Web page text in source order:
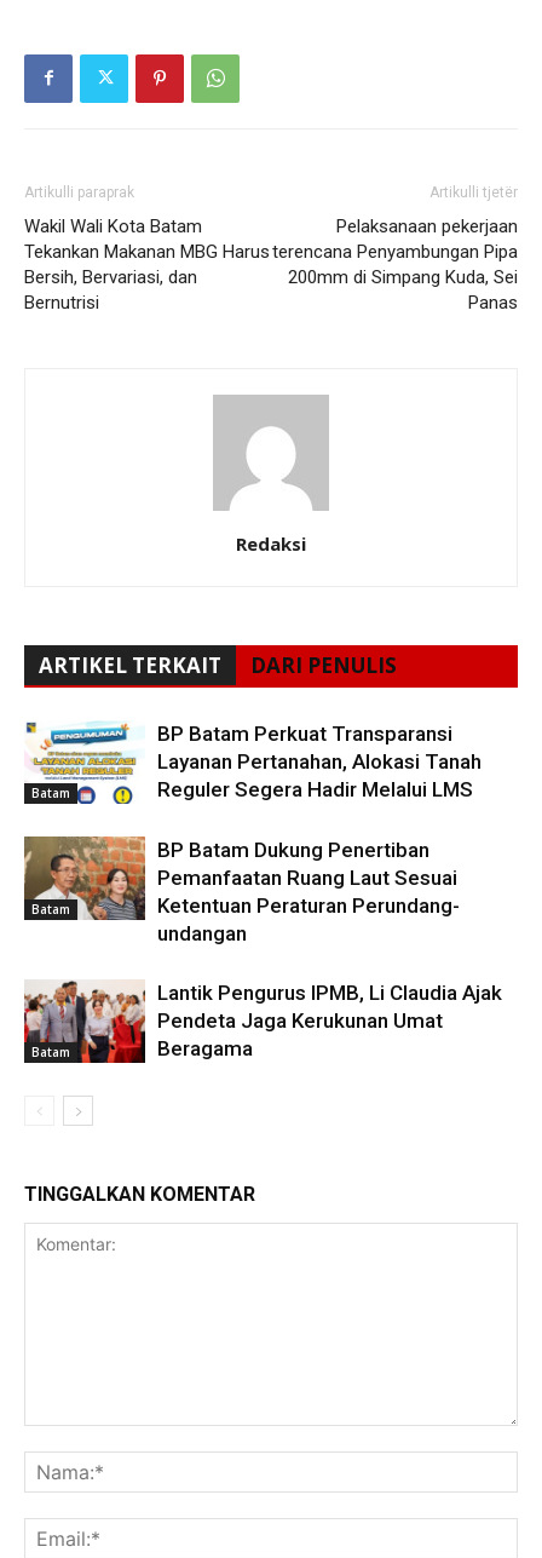
Artikulli paraprak
Wakil Wali Kota Batam
Tekankan Makanan MBG Harus
Bersih, Bervariasi, dan
Bernutrisi
Artikulli tjetër
Pelaksanaan pekerjaan
terencana Penyambungan Pipa
200mm di Simpang Kuda, Sei
Panas
Redaksi
ARTIKEL TERKAIT DARI PENULIS
Batam
BP Batam Perkuat Transparansi
Layanan Pertanahan, Alokasi Tanah
Reguler Segera Hadir Melalui LMS
Batam
BP Batam Dukung Penertiban
Pemanfaatan Ruang Laut Sesuai
Ketentuan Peraturan Perundang-
undangan
Batam
Lantik Pengurus IPMB, Li Claudia Ajak
Pendeta Jaga Kerukunan Umat
Beragama
TINGGALKAN KOMENTAR